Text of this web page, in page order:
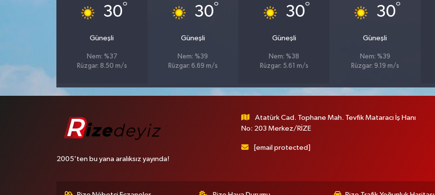
30°
Güneşli
Nem: %37
Rüzgar: 8.50 m/s
30°
Güneşli
Nem: %39
Rüzgar: 6.69 m/s
30°
Güneşli
Nem: %38
Rüzgar: 5.61 m/s
30°
Güneşli
Nem: %39
Rüzgar: 9.19 m/s
2005'ten bu yana aralıksız yayında!
Atatürk Cad. Tophane Mah. Tevfik Mataracı İş Hanı
No: 203 Merkez/RİZE
[email protected]